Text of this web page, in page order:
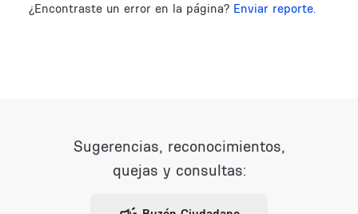
¿Encontraste un error en la página? Enviar reporte.
Sugerencias, reconocimientos,
quejas y consultas: